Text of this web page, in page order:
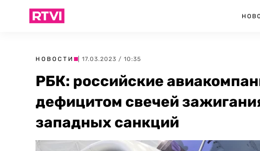
НОВОСТИ | 17.03.2023 / 10:35
РБК: российские
дефицитом свечей
западных санкций